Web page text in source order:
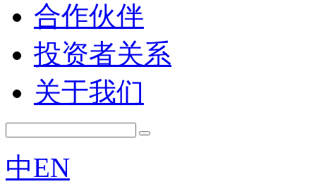
合作伙伴
投资者关系
关于我们
中EN